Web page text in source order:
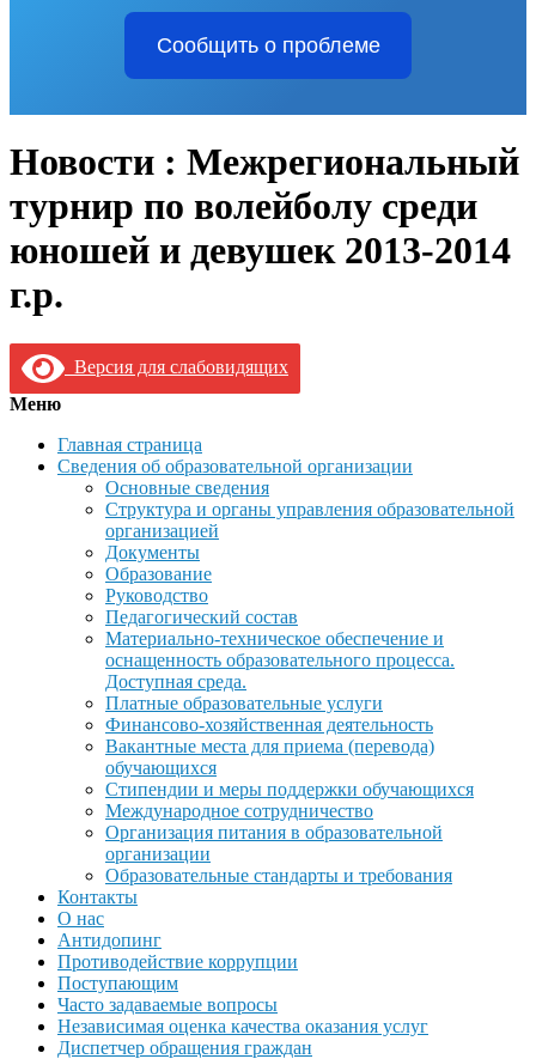
Сообщить о проблеме
Новости : Межрегиональный
турнир по волейболу среди
юношей и девушек 2013-2014
г.р.
Версия для слабовидящих
Меню
Главная страница
Сведения об образовательной организации
Основные сведения
Структура и органы управления образовательной
организацией
Документы
Образование
Руководство
Педагогический состав
Материально-техническое обеспечение и
оснащенность образовательного процесса.
Доступная среда.
Платные образовательные услуги
Финансово-хозяйственная деятельность
Вакантные места для приема (перевода)
обучающихся
Стипендии и меры поддержки обучающихся
Международное сотрудничество
Организация питания в образовательной
организации
Образовательные стандарты и требования
Контакты
О нас
Антидопинг
Противодействие коррупции
Поступающим
Часто задаваемые вопросы
Независимая оценка качества оказания услуг
Диспетчер обращения граждан